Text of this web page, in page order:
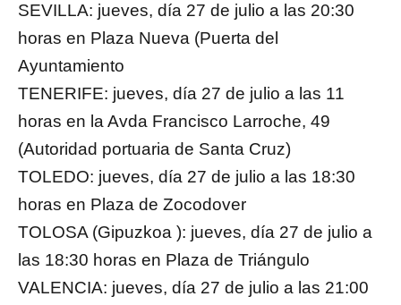
SEVILLA: jueves, día 27 de julio a las 20:30
horas en Plaza Nueva (Puerta del
Ayuntamiento
TENERIFE: jueves, día 27 de julio a las 11
horas en la Avda Francisco Larroche, 49
(Autoridad portuaria de Santa Cruz)
TOLEDO: jueves, día 27 de julio a las 18:30
horas en Plaza de Zocodover
TOLOSA (Gipuzkoa ): jueves, día 27 de julio a
las 18:30 horas en Plaza de Triángulo
VALENCIA: jueves, día 27 de julio a las 21:00